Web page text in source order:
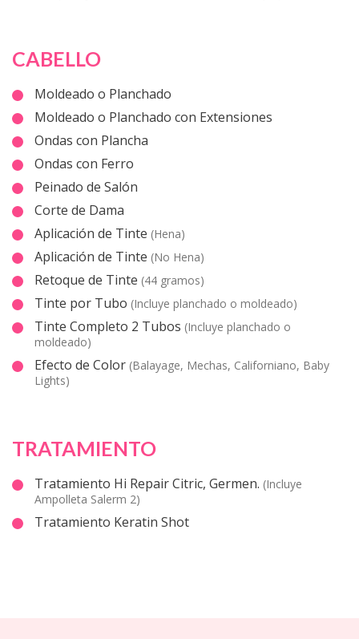
CABELLO
Moldeado o Planchado
Moldeado o Planchado con Extensiones
Ondas con Plancha
Ondas con Ferro
Peinado de Salón
Corte de Dama
Aplicación de Tinte (Hena)
Aplicación de Tinte (No Hena)
Retoque de Tinte (44 gramos)
Tinte por Tubo (Incluye planchado o moldeado)
Tinte Completo 2 Tubos (Incluye planchado o
moldeado)
Efecto de Color (Balayage, Mechas, Californiano, Baby
Lights)
TRATAMIENTO
Tratamiento Hi Repair Citric, Germen. (Incluye
Ampolleta Salerm 2)
Tratamiento Keratin Shot